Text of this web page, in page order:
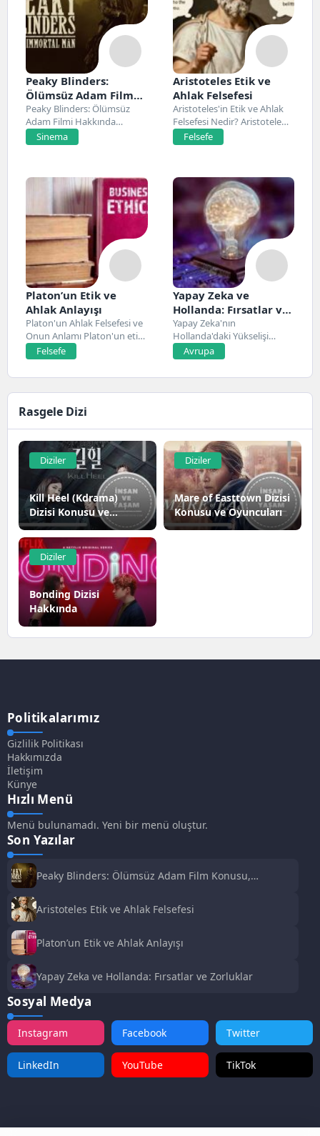
Peaky Blinders:
Ölümsüz Adam Film
Konusu, Oyuncuları
ve İnceleme
Peaky Blinders: Ölümsüz
Adam Filmi Hakkında
Netflix’te 20 Mart 2026...
Sinema
Aristoteles Etik ve
Ahlak Felsefesi
Aristoteles'in Etik ve Ahlak
Felsefesi Nedir? Aristoteles,
Antik Yunan felsefesinin...
Felsefe
Platon’un Etik ve
Ahlak Anlayışı
Platon'un Ahlak Felsefesi ve
Onun Anlamı Platon'un etik
ve ahlak...
Felsefe
Yapay Zeka ve
Hollanda: Fırsatlar ve
Zorluklar
Yapay Zeka'nın
Hollanda'daki Yükselişi
Hollanda, son yıllarda yapay
zeka alanında...
Avrupa
Rasgele Dizi
Diziler
Kill Heel (Kdrama)
Dizisi Konusu ve
Oyuncuları
Diziler
Mare of Easttown Dizisi
Konusu ve Oyuncuları
Diziler
Bonding Dizisi
Hakkında
Politikalarımız
Gizlilik Politikası
Hakkımızda
İletişim
Künye
Hızlı Menü
Menü bulunamadı. Yeni bir menü oluştur.
Son Yazılar
Peaky Blinders: Ölümsüz Adam Film Konusu,
Aristoteles Etik ve Ahlak Felsefesi
Platon’un Etik ve Ahlak Anlayışı
Yapay Zeka ve Hollanda: Fırsatlar ve Zorluklar
Sosyal Medya
Instagram Facebook Twitter
LinkedIn YouTube TikTok